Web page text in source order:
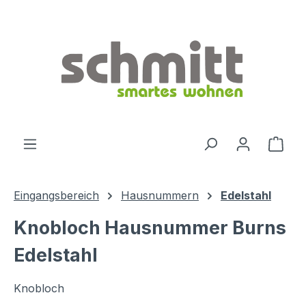
Eingangsbereich Hausnummern Edelstahl
Knobloch Hausnummer Burns
Edelstahl
Knobloch